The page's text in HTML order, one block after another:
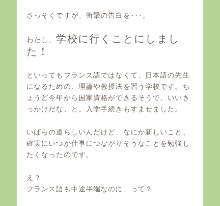
o
さっそくですが、衝撃の告白を･･･。
わたし、学校に行くことにしまし
た！
といってもフランス語ではなくて、日本語の先生
になるための、理論や教授法を習う学校です。ち
ょうど今年から国家資格ができるそうで、いいき
っかけだな、と。入学手続きもすませました。
いばらの道らしいんだけど、なにか新しいこと、
確実にいつか仕事につながりそうなことを勉強し
たくなったのです。
え？
フランス語も中途半端なのに、って？